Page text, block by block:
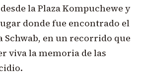
la Plaza Kompuchewe y
donde fue encontrado el
Schwab, en un recorrido que
viva la memoria de las